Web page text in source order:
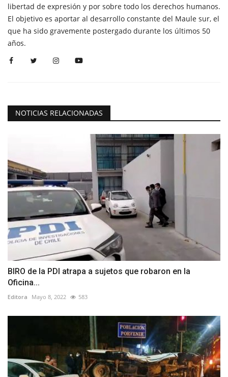
libertad de expresión y por sobre todo los derechos humanos.
El objetivo es aportar al desarrollo constante del Maule sur, el
que ha sido gravemente postergado durante los últimos 50
años.
NOTICIAS RELACIONADAS
BIRO de la PDI atrapa a sujetos que robaron en la
Oficina...
Editora Mayo 8, 2022 583